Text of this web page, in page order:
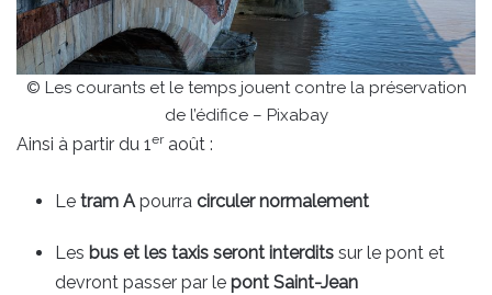
© Les courants et le temps jouent contre la préservation
de l’édifice – Pixabay
Ainsi à partir du 1eraoût :
Le tram Apourra circuler normalement
Les bus et les taxis seront interdits sur le pont et
devront passer par le pont Saint-Jean